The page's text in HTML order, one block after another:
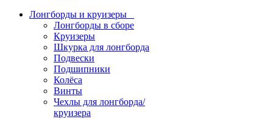
Лонгборды и круизеры
Лонгборды в сборе
Круизеры
Шкурка для лонгборда
Подвески
Подшипники
Колёса
Винты
Чехлы для лонгборда/
круизера